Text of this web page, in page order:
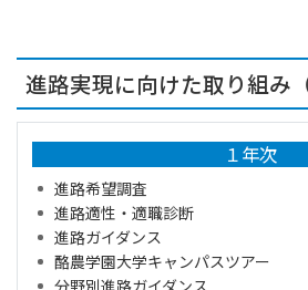
進路実現に向けた取り組み（
１年次
進路希望調査
進路適性・適職診断
進路ガイダンス
酪農学園大学キャンパスツアー